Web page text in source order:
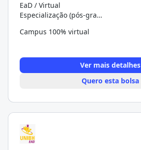
EaD / Virtual
Especialização (pós-graduação)
Campus 100% virtual
Ver mais detalhes
Quero esta bolsa